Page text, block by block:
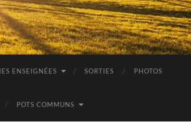
ENSEIGNÉES SORTIES PHOTOS
POTS COMMUNS